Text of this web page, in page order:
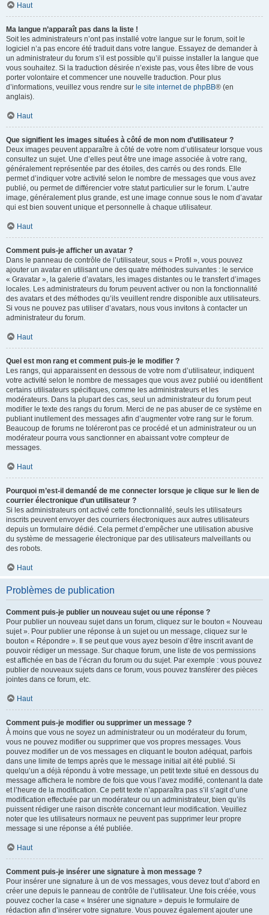
Haut
Ma langue n’apparaît pas dans la liste !
Soit les administrateurs n’ont pas installé votre langue sur le forum, soit le
logiciel n’a pas encore été traduit dans votre langue. Essayez de demander à
un administrateur du forum s’il est possible qu’il puisse installer la langue que
vous souhaitez. Si la traduction désirée n’existe pas, vous êtes libre de vous
porter volontaire et commencer une nouvelle traduction. Pour plus
d’informations, veuillez vous rendre sur le site internet de phpBB® (en
anglais).
Haut
Que signifient les images situées à côté de mon nom d’utilisateur ?
Deux images peuvent apparaître à côté de votre nom d’utilisateur lorsque vous
consultez un sujet. Une d’elles peut être une image associée à votre rang,
généralement représentée par des étoiles, des carrés ou des ronds. Elle
permet d’indiquer votre activité selon le nombre de messages que vous avez
publié, ou permet de différencier votre statut particulier sur le forum. L’autre
image, généralement plus grande, est une image connue sous le nom d’avatar
qui est bien souvent unique et personnelle à chaque utilisateur.
Haut
Comment puis-je afficher un avatar ?
Dans le panneau de contrôle de l’utilisateur, sous « Profil », vous pouvez
ajouter un avatar en utilisant une des quatre méthodes suivantes : le service
« Gravatar », la galerie d’avatars, les images distantes ou le transfert d’images
locales. Les administrateurs du forum peuvent activer ou non la fonctionnalité
des avatars et des méthodes qu’ils veuillent rendre disponible aux utilisateurs.
Si vous ne pouvez pas utiliser d’avatars, nous vous invitons à contacter un
administrateur du forum.
Haut
Quel est mon rang et comment puis-je le modifier ?
Les rangs, qui apparaissent en dessous de votre nom d’utilisateur, indiquent
votre activité selon le nombre de messages que vous avez publié ou identifient
certains utilisateurs spécifiques, comme les administrateurs et les
modérateurs. Dans la plupart des cas, seul un administrateur du forum peut
modifier le texte des rangs du forum. Merci de ne pas abuser de ce système en
publiant inutilement des messages afin d’augmenter votre rang sur le forum.
Beaucoup de forums ne toléreront pas ce procédé et un administrateur ou un
modérateur pourra vous sanctionner en abaissant votre compteur de
messages.
Haut
Pourquoi m’est-il demandé de me connecter lorsque je clique sur le lien de
courrier électronique d’un utilisateur ?
Si les administrateurs ont activé cette fonctionnalité, seuls les utilisateurs
inscrits peuvent envoyer des courriers électroniques aux autres utilisateurs
depuis un formulaire dédié. Cela permet d’empêcher une utilisation abusive
du système de messagerie électronique par des utilisateurs malveillants ou
des robots.
Haut
Problèmes de publication
Comment puis-je publier un nouveau sujet ou une réponse ?
Pour publier un nouveau sujet dans un forum, cliquez sur le bouton « Nouveau
sujet ». Pour publier une réponse à un sujet ou un message, cliquez sur le
bouton « Répondre ». Il se peut que vous ayez besoin d’être inscrit avant de
pouvoir rédiger un message. Sur chaque forum, une liste de vos permissions
est affichée en bas de l’écran du forum ou du sujet. Par exemple : vous pouvez
publier de nouveaux sujets dans ce forum, vous pouvez transférer des pièces
jointes dans ce forum, etc.
Haut
Comment puis-je modifier ou supprimer un message ?
À moins que vous ne soyez un administrateur ou un modérateur du forum,
vous ne pouvez modifier ou supprimer que vos propres messages. Vous
pouvez modifier un de vos messages en cliquant le bouton adéquat, parfois
dans une limite de temps après que le message initial ait été publié. Si
quelqu’un a déjà répondu à votre message, un petit texte situé en dessous du
message affichera le nombre de fois que vous l’avez modifié, contenant la date
et l’heure de la modification. Ce petit texte n’apparaîtra pas s’il s’agit d’une
modification effectuée par un modérateur ou un administrateur, bien qu’ils
puissent rédiger une raison discrète concernant leur modification. Veuillez
noter que les utilisateurs normaux ne peuvent pas supprimer leur propre
message si une réponse a été publiée.
Haut
Comment puis-je insérer une signature à mon message ?
Pour insérer une signature à un de vos messages, vous devez tout d’abord en
créer une depuis le panneau de contrôle de l’utilisateur. Une fois créée, vous
pouvez cocher la case « Insérer une signature » depuis le formulaire de
rédaction afin d’insérer votre signature. Vous pouvez également ajouter une